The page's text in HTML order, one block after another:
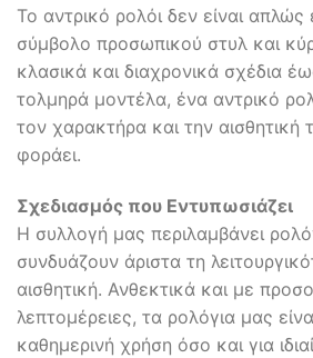
Το αντρικό ρολόι δεν είναι απλώς
σύμβολο προσωπικού στυλ και
κλασικά και διαχρονικά σχέδια
τολμηρά μοντέλα, ένα αντρικό
τον χαρακτήρα και την αισθητική
φοράει.
Σχεδιασμός που Εντυπωσιάζει
Η συλλογή μας περιλαμβάνει
συνδυάζουν άριστα τη
αισθητική. Ανθεκτικά και με
λεπτομέρειες, τα ρολόγια μας
καθημερινή χρήση όσο και για